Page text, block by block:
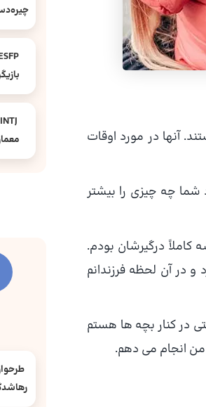
آنها در مورد اوقات
شما چه چیزی را بیشتر
کاملاً درگیرشان بودم.
در آن لحظه فرزندانم
در کنار بچه ها هستم
انجام می دهم.
INTJ